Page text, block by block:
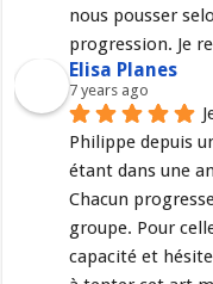
nous pousser
progression. Je
Elisa Planes
7 years ago
Philippe depuis
étant dans une
Chacun
groupe. Pour
capacité et